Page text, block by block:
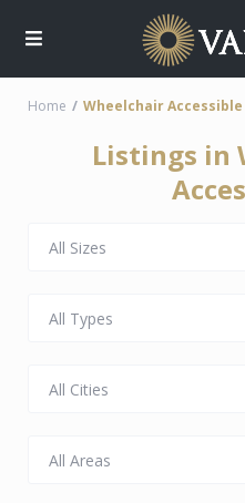
Home Wheelchair Accessible
Listings in
All Sizes
All Types
All Cities
All Areas